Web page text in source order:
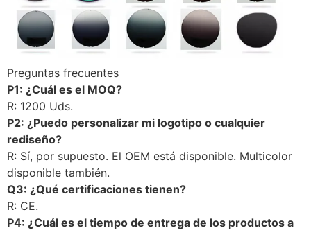
Preguntas frecuentes
P1: ¿Cuál es el MOQ?
R: 1200 Uds.
P2: ¿Puedo personalizar mi logotipo o cualquier
rediseño?
R: Sí, por supuesto. El OEM está disponible. Multicolor
disponible también.
Q3: ¿Qué certificaciones tienen?
R: CE.
P4: ¿Cuál es el tiempo de entrega de los productos a